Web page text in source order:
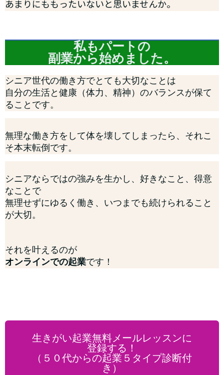
あまりにももったいないと思いませんか。
私もパートの
副業から始めました。
シニア世代の働き方でとても大切なことは
自分の生活と健康（体力、精神）のバランスが保て
ることです。
無理な働き方をして体を壊してしまったら、それこ
そ本末転倒です。
シニアならではの強みを生かし、好きなこと、得意
なことで
無理せずにゆるく働き、いつまでも続けられること
が大切。
それを叶えるのが
オンラインでの起業です！
生きがい起業無料メールレッスンに
登録する！
（５０代からの起業５タイプ診断付
き）